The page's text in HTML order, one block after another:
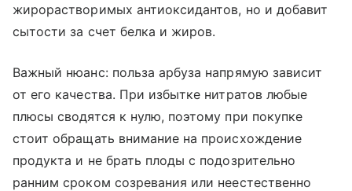
жирорастворимых антиоксидантов, но и добавит
сытости за счет белка и жиров.
Важный нюанс: польза арбуза напрямую зависит
от его качества. При избытке нитратов любые
плюсы сводятся к нулю, поэтому при покупке
стоит обращать внимание на происхождение
продукта и не брать плоды с подозрительно
ранним сроком созревания или неестественно